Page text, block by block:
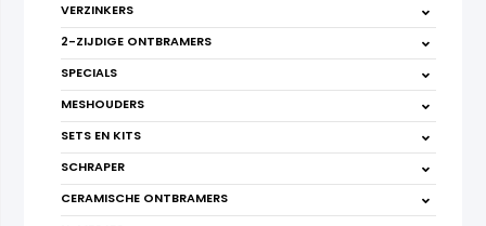
VERZINKERS
2-ZIJDIGE ONTBRAMERS
SPECIALS
MESHOUDERS
SETS EN KITS
SCHRAPER
CERAMISCHE ONTBRAMERS